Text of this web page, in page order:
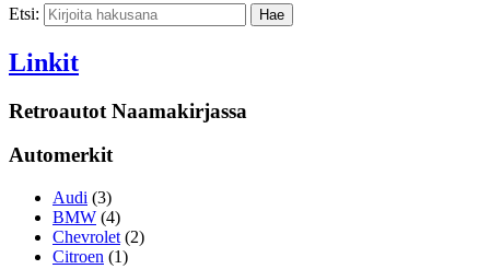
Etsi:
Linkit
Retroautot Naamakirjassa
Automerkit
Audi (3)
BMW (4)
Chevrolet (2)
Citroen (1)